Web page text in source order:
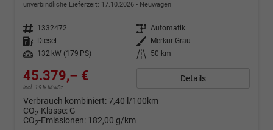
unverbindliche Lieferzeit: 17.10.2026 Neuwagen
Fahrzeugnr. 1332472 Getriebe Automatik
Kraftstoff
Diesel Außenfarbe
Merkur Grau
Leistung
132 kW (179 PS) Kilometerstand 50 km
45.379,– €
incl. 19% MwSt.
Details
Verbrauch kombiniert:7,40 l/100km
CO2-Klasse: G
CO2-Emissionen: 182,00 g/km